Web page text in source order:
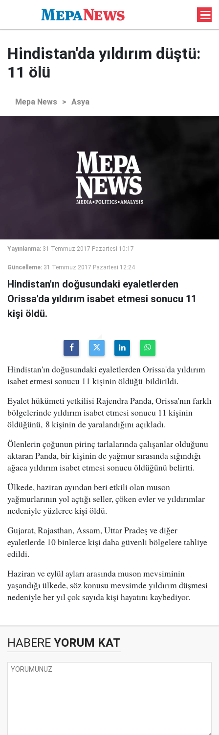
Hindistan'da yıldırım düştü:
11 ölü
Mepa News > Asya
Yayınlanma: 31 Temmuz 2017 Pazartesi 10:17
Güncelleme: 31 Temmuz 2017 Pazartesi 12:24
Hindistan'ın doğusundaki eyaletlerden
Orissa'da yıldırım isabet etmesi sonucu 11
kişi öldü.
Hindistan'ın doğusundaki eyaletlerden Orissa'da yıldırım
isabet etmesi sonucu 11 kişinin öldüğü bildirildi.
Eyalet hükümeti yetkilisi Rajendra Panda, Orissa'nın farklı
bölgelerinde yıldırım isabet etmesi sonucu 11 kişinin
öldüğünü, 8 kişinin de yaralandığını açıkladı.
Ölenlerin çoğunun pirinç tarlalarında çalışanlar olduğunu
aktaran Panda, bir kişinin de yağmur sırasında sığındığı
ağaca yıldırım isabet etmesi sonucu öldüğünü belirtti.
Ülkede, haziran ayından beri etkili olan muson
yağmurlarının yol açtığı seller, çöken evler ve yıldırımlar
nedeniyle yüzlerce kişi öldü.
Gujarat, Rajasthan, Assam, Uttar Pradeş ve diğer
eyaletlerde 10 binlerce kişi daha güvenli bölgelere tahliye
edildi.
Haziran ve eylül ayları arasında muson mevsiminin
yaşandığı ülkede, söz konusu mevsimde yıldırım düşmesi
nedeniyle her yıl çok sayıda kişi hayatını kaybediyor.
HABERE YORUM KAT